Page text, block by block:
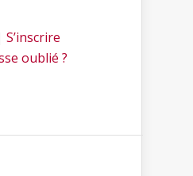
S’inscrire
oublié ?